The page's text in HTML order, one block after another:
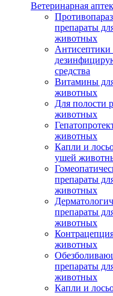
Ветеринарная
препараты
животных
Антисептики
средства
Витамины
животных
Для полости
животных
животных
Капли и
ушей
препараты
животных
препараты
животных
животных
препараты
животных
Капли и